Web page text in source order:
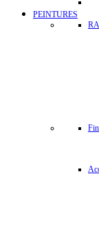
PEINTURES